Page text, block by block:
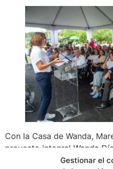
Gestionar el
Con la Casa de Wanda,
proyecto integral Wanda
de tecnología,